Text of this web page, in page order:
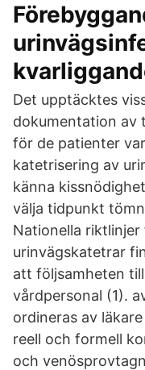
Det upptäcktes
dokumentation av
för de patienter
katetrisering av
känna
välja tidpunkt
Nationella
urinvägskatetrar
att följsamheten
vårdpersonal (1).
ordineras av
reell och formell
och